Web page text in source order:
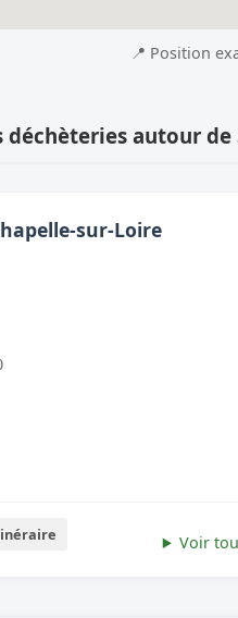
📍 Position
déchèteries autour
sur-Loire
Voir